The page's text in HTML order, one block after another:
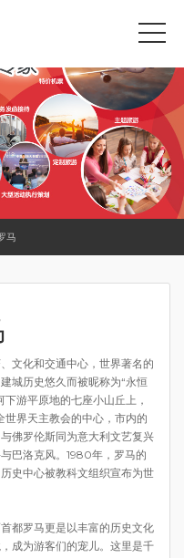
马
文化和交通中心，世界著名的
城历史悠久而被昵称为“永恒
游平原地的七座小山丘上，
界天主教会的中心，市内的
佛罗伦斯同为意大利文艺复兴
巴洛克风。1980年，罗马的
史中心被教科文组织宣布为世
都罗马更是以丰富的历史文化
成为游客们的宠儿。这里是千